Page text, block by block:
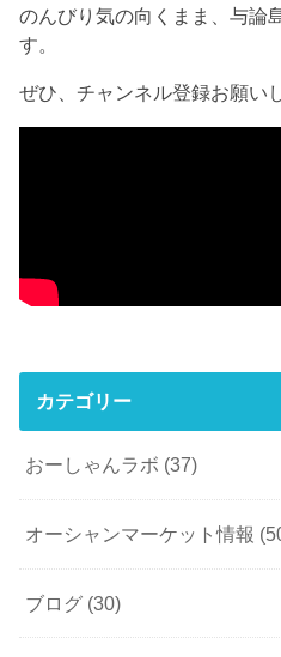
のんびり気の向くまま、与論
す。
ぜひ、チャンネル登録お願い
カテゴリー
おーしゃんラボ (37)
オーシャンマーケット情報
ブログ (30)